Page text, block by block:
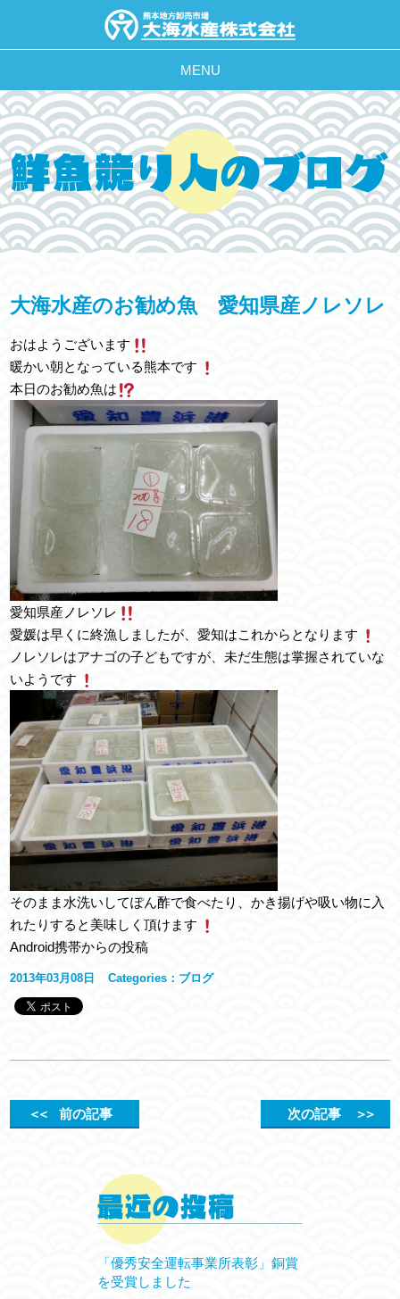
MENU
大海水産のお勧め魚 愛知県産ノレソレ
おはようございます
暖かい朝となっている熊本です
本日のお勧め魚は
愛知県産ノレソレ
愛媛は早くに終漁しましたが、愛知はこれからとなります
ノレソレはアナゴの子どもですが、未だ生態は掌握されていな
いようです
そのまま水洗いしてぽん酢で食べたり、かき揚げや吸い物に入
れたりすると美味しく頂けます
Android携帯からの投稿
2013年03月08日 Categories： ブログ
＜＜前の記事 次の記事 ＞＞
「優秀安全運転事業所表彰」銅賞
を受賞しました